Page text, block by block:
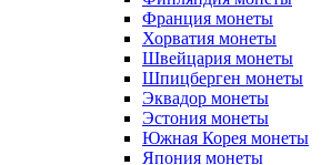
Франция монеты
Хорватия монеты
Швейцария монеты
Шпицберген монеты
Эквадор монеты
Эстония монеты
Южная Корея монеты
Япония монеты